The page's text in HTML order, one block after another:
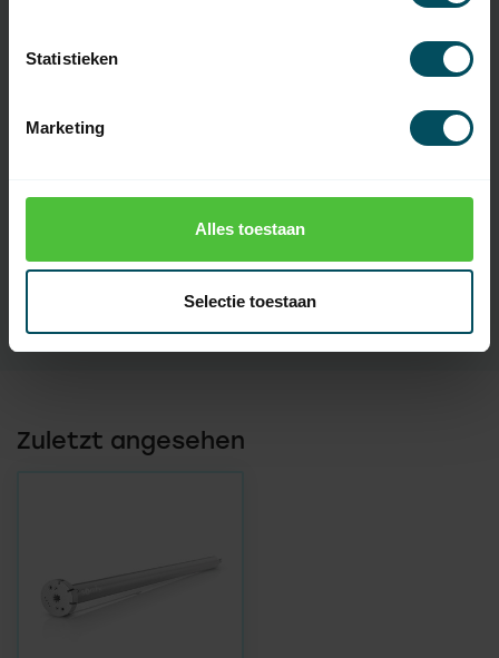
Statistieken
Marketing
Alles toestaan
Selectie toestaan
Revolutionen 28 Umdrehungen pro Minute
Handbuch für
keine
Zuletzt angesehen